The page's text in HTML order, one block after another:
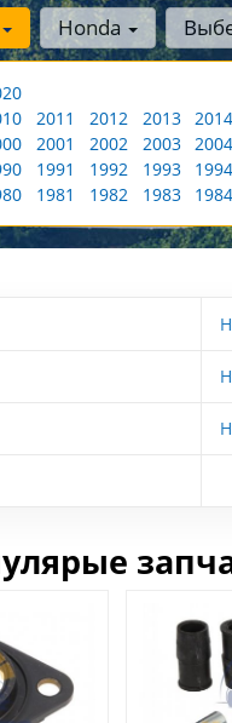
2011 2012 2013 2014
2001 2002 2003 2004
1991 1992 1993 1994
1981 1982 1983 1984
Honda